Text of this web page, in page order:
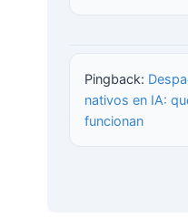
Pingback:
nativos en IA:
funcionan